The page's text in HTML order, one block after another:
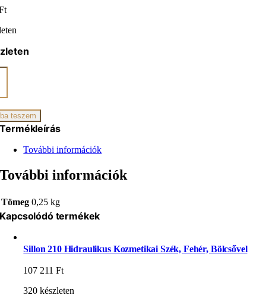
teszem
Termékleírás
További információk
További információk
Tömeg 0,25 kg
Kapcsolódó termékek
Sillon 210 Hidraulikus Kozmetikai Szék, Fehér, Bölcsővel
107 211Ft
320 készleten